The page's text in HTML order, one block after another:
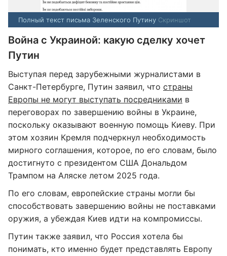
Полный текст письма Зеленского Путину Скриншот
Война с Украиной: какую сделку хочет
Путин
Выступая перед зарубежными журналистами в
Санкт-Петербурге, Путин заявил, что страны
Европы не могут выступать посредниками в
переговорах по завершению войны в Украине,
поскольку оказывают военную помощь Киеву. При
этом хозяин Кремля подчеркнул необходимость
мирного соглашения, которое, по его словам, было
достигнуто с президентом США Дональдом
Трампом на Аляске летом 2025 года.
По его словам, европейские страны могли бы
способствовать завершению войны не поставками
оружия, а убеждая Киев идти на компромиссы.
Путин также заявил, что Россия хотела бы
понимать, кто именно будет представлять Европу